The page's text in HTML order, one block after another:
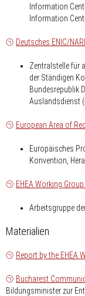
Information
Information
Deutsches ENIC/
Zentralstelle für
der Ständigen
Bundesrepublik
Auslandsdienst (
European Area of
Europäisches
Konvention,
EHEA Working
Arbeitsgruppe
Materialien
Report by the EHEA
Bucharest
Bildungsminister zur